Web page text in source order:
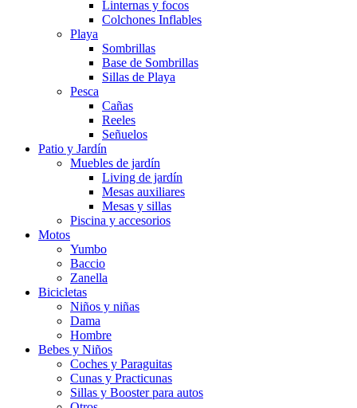
Linternas y focos
Colchones Inflables
Playa
Sombrillas
Base de Sombrillas
Sillas de Playa
Pesca
Cañas
Reeles
Señuelos
Patio y Jardín
Muebles de jardín
Living de jardín
Mesas auxiliares
Mesas y sillas
Piscina y accesorios
Motos
Yumbo
Baccio
Zanella
Bicicletas
Niños y niñas
Dama
Hombre
Bebes y Niños
Coches y Paraguitas
Cunas y Practicunas
Sillas y Booster para autos